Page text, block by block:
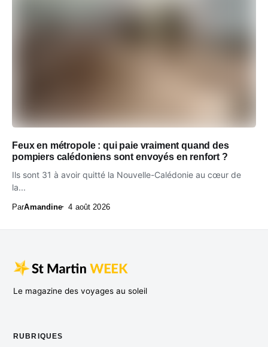
Feux en métropole : qui paie vraiment quand des
pompiers calédoniens sont envoyés en renfort ?
Ils sont 31 à avoir quitté la Nouvelle-Calédonie au cœur de
la...
ParAmandine 4 août 2026
Le magazine des voyages au soleil
RUBRIQUES